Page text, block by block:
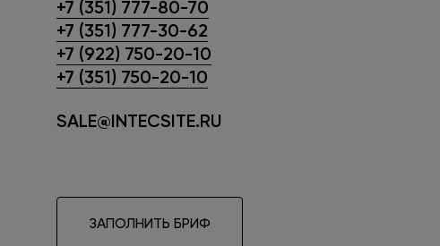
+7 (351) 777-80-70
+7 (351) 777-30-62
+7 (922) 750-20-10
+7 (351) 750-20-10
SALE@INTECSITE.RU
ЗАПОЛНИТЬ БРИФ